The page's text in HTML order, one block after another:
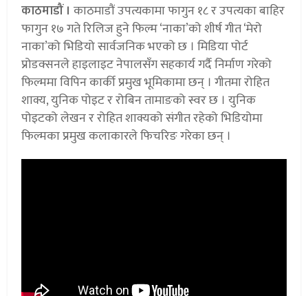
काठमाडौं । काठमाडौं उपत्यकामा फागुन १८ र उपत्यका बाहिर
फागुन १७ गते रिलिज हुने फिल्म ‘नाका’को शीर्ष गीत ‘मेरो
नाका’को भिडियो सार्वजनिक भएको छ । मिडिया पोर्ट
प्रोडक्सनले हाइलाइट नेपालसँग सहकार्य गर्दै निर्माण गरेको
फिल्ममा विपिन कार्की प्रमुख भूमिकामा छन् । गीतमा रोहित
शाक्य, युनिक पोइट र रोबिन तामाङको स्वर छ । युनिक
पोइटको लेखन र रोहित शाक्यको संगीत रहेको भिडियोमा
फिल्मका प्रमुख कलाकारले फिचरिङ गरेका छन् ।